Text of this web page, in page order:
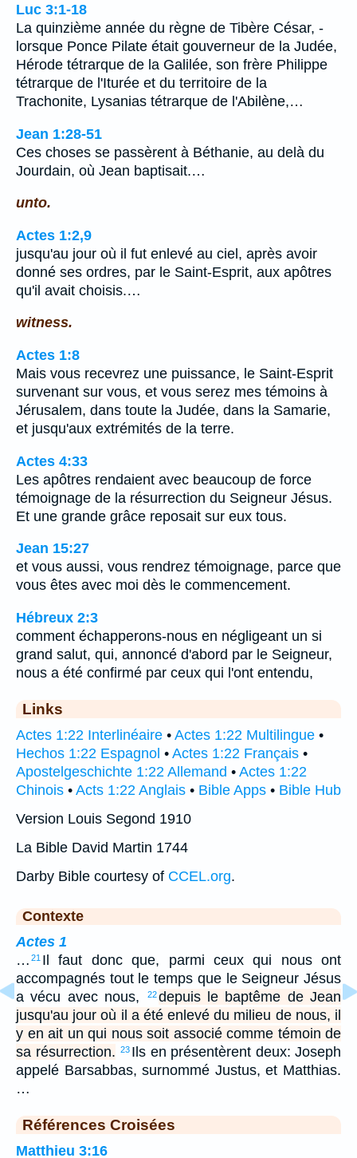
Luc 3:1-18
La quinzième année du règne de Tibère César, -
lorsque Ponce Pilate était gouverneur de la Judée,
Hérode tétrarque de la Galilée, son frère Philippe
tétrarque de l'Iturée et du territoire de la
Trachonite, Lysanias tétrarque de l'Abilène,…
Jean 1:28-51
Ces choses se passèrent à Béthanie, au delà du
Jourdain, où Jean baptisait.…
unto.
Actes 1:2,9
jusqu'au jour où il fut enlevé au ciel, après avoir
donné ses ordres, par le Saint-Esprit, aux apôtres
qu'il avait choisis.…
witness.
Actes 1:8
Mais vous recevrez une puissance, le Saint-Esprit
survenant sur vous, et vous serez mes témoins à
Jérusalem, dans toute la Judée, dans la Samarie,
et jusqu'aux extrémités de la terre.
Actes 4:33
Les apôtres rendaient avec beaucoup de force
témoignage de la résurrection du Seigneur Jésus.
Et une grande grâce reposait sur eux tous.
Jean 15:27
et vous aussi, vous rendrez témoignage, parce que
vous êtes avec moi dès le commencement.
Hébreux 2:3
comment échapperons-nous en négligeant un si
grand salut, qui, annoncé d'abord par le Seigneur,
nous a été confirmé par ceux qui l'ont entendu,
Links
Actes 1:22 Interlinéaire • Actes 1:22 Multilingue •
Hechos 1:22 Espagnol • Actes 1:22 Français •
Apostelgeschichte 1:22 Allemand • Actes 1:22
Chinois • Acts 1:22 Anglais • Bible Apps • Bible Hub
Version Louis Segond 1910
La Bible David Martin 1744
Darby Bible courtesy of CCEL.org.
Contexte
Actes 1
… 21 Il faut donc que, parmi ceux qui nous ont
accompagnés tout le temps que le Seigneur Jésus
a vécu avec nous,
22 depuis le baptême de Jean
jusqu'au jour où il a été enlevé du milieu de nous, il
y en ait un qui nous soit associé comme témoin de
sa résurrection. 23 Ils en présentèrent deux: Joseph
appelé Barsabbas, surnommé Justus, et Matthias.
…
Références Croisées
Matthieu 3:16